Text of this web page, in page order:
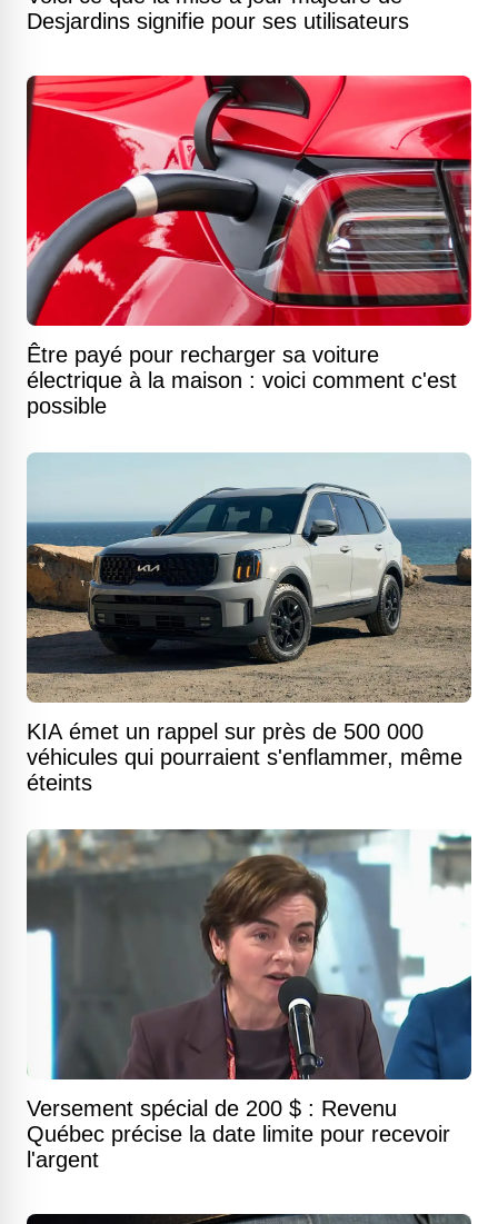
Desjardins signifie pour ses utilisateurs
Être payé pour recharger sa voiture
électrique à la maison : voici comment c'est
possible
KIA émet un rappel sur près de 500 000
véhicules qui pourraient s'enflammer, même
éteints
Versement spécial de 200 $ : Revenu
Québec précise la date limite pour recevoir
l'argent